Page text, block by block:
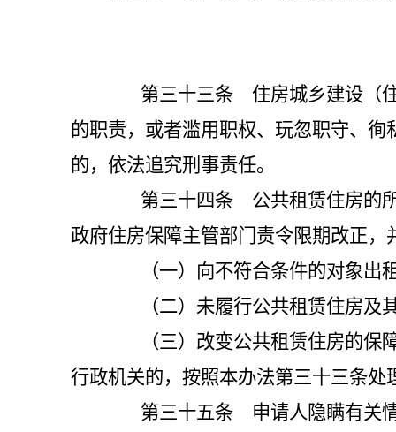
第三十三条 住房城乡建设（住
的职责，或者滥用职权、玩忽职守、
的，依法追究刑事责任。
第三十四条 公共租赁住房的所
政府住房保障主管部门责令限期改正，
（一）向不符合条件的对象出
（二）未履行公共租赁住房及
（三）改变公共租赁住房的保障
行政机关的，按照本办法第三十三条处
第三十五条 申请人隐瞒有关情